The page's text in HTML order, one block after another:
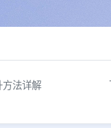
方法详解